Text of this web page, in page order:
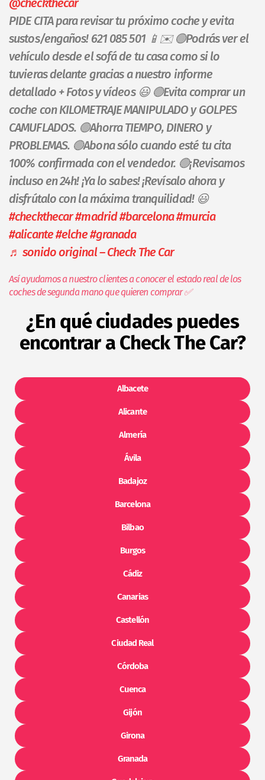
@checkthecar
PIDE CITA para revisar tu próximo coche y evita
sustos/engaños! 621 085 501 📱✉️ 🟢Podrás ver el
vehículo desde el sofá de tu casa como si lo
tuvieras delante gracias a nuestro informe
detallado + Fotos y vídeos 😃 🟢Evita comprar un
coche con KILOMETRAJE MANIPULADO y GOLPES
CAMUFLADOS. 🟢Ahorra TIEMPO, DINERO y
PROBLEMAS. 🟢Abona sólo cuando esté tu cita
100% confirmada con el vendedor. 🟢¡Revisamos
incluso en 24h! ¡Ya lo sabes! ¡Revísalo ahora y
disfrútalo con la máxima tranquilidad! 😃
#checkthecar#madrid#barcelona#murcia
#alicante#elche#granada
♬ sonido original – Check The Car
Así ayudamos a nuestro clientes a conocer el estado real de los
coches de segunda mano que quieren comprar ✅
¿En qué ciudades puedes
encontrar a Check The Car?​
Albacete
Alicante
Almería
Ávila
Badajoz
Barcelona
Bilbao
Burgos
Cádiz
Canarias
Castellón
Ciudad Real
Córdoba
Cuenca
Gijón
Girona
Granada